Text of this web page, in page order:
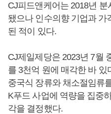
CJ피드앤케어는 2018년
됐으나 인수의향 기업과 가
된 적이 있다.
CJ제일제당은 2023년 7월
를 3천억 원에 매각한 바 있
중국식 장류와 채소절임류
K푸드 사업에 역량을 집중
각을 결정했다.